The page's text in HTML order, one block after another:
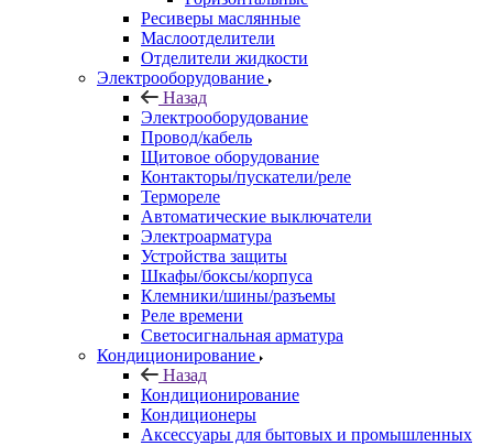
Ресиверы маслянные
Маслоотделители
Отделители жидкости
Электрооборудование
Назад
Электрооборудование
Провод/кабель
Щитовое оборудование
Контакторы/пускатели/реле
Термореле
Автоматические выключатели
Электроарматура
Устройства защиты
Шкафы/боксы/корпуса
Клемники/шины/разъемы
Реле времени
Светосигнальная арматура
Кондиционирование
Назад
Кондиционирование
Кондиционеры
Аксессуары для бытовых и промышленных